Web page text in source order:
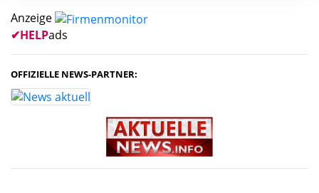
Anzeige
✔HELPads
OFFIZIELLE NEWS-PARTNER: